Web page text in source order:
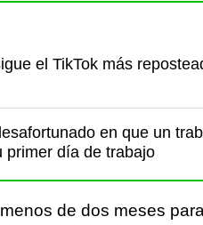
el TikTok más
en que un
primer día de trabajo
de dos meses